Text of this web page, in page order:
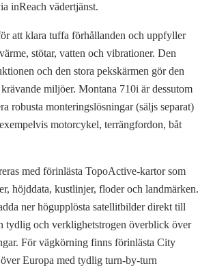
inReach vädertjänst.
att klara tuffa förhållanden och uppfyller
stötar, vatten och vibrationer. Den
och den stora pekskärmen gör den
miljöer. Montana 710i är dessutom
robusta monteringslösningar (säljs separat)
motorcykel, terrängfordon, båt
med förinlästa TopoActive-kartor som
höjddata, kustlinjer, floder och landmärken.
ner högupplösta satellitbilder direkt till
tydlig och verklighetstrogen överblick över
För vägkörning finns förinlästa City
Europa med tydlig turn-by-turn